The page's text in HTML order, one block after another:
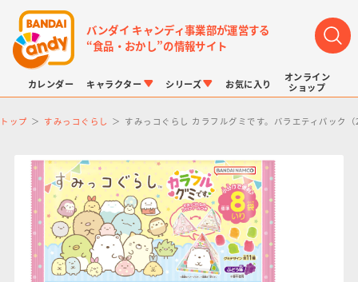
バンダイ キャンディ事業部が運営する
“食品・おかし”の情報サイト
カレンダー キャラクター
LINK TRAVELERS プリキュアシリーズ ドラゴンボール
シリーズ
チョコボックス チョコサプ ポケモンキッズ
お気に入り
オンライン
ショップ
トップ すみっコぐらし すみっコぐらし カラフルグミです。バラエティパック